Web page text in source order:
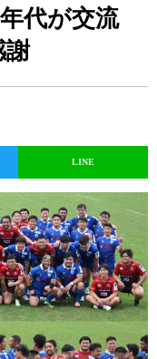
年代が交流
謝
LINE